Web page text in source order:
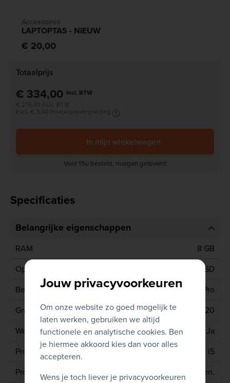
Accessoires
LAPTOPTAS - NIEUW
€ 20,00
Totaalprijs
€ 334,00 Incl. BTW
€ 276,03 Excl. BTW
Excl. € 3,00 Privékopievergoeding
In mijn winkelwagen
Voor 15u besteld, morgen geleverd!
Specificaties
Belangrijke eigenschappen
RAM
8 GB
Opslagcapaciteit
256 GB SSD
Besturingssysteem
Windows 11 Pro
Grafische kaart
INTEL UHD GRAPHICS 620
Webcam
Ja
Processor type
CORE i5
Processor generatie
8ste gen.
Jouw privacyvoorkeuren
Om onze website zo goed mogelijk te
laten werken, gebruiken we altijd
functionele en analytische cookies. Ben
je hiermee akkoord kies dan voor alles
accepteren.
Wens je toch liever je privacyvoorkeuren